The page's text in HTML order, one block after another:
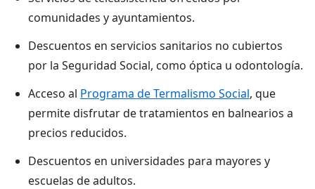
comunidades y ayuntamientos.
Descuentos en servicios sanitarios no cubiertos
por la Seguridad Social, como óptica u odontología.
Acceso al Programa de Termalismo Social, que
permite disfrutar de tratamientos en balnearios a
precios reducidos.
Descuentos en universidades para mayores y
escuelas de adultos.